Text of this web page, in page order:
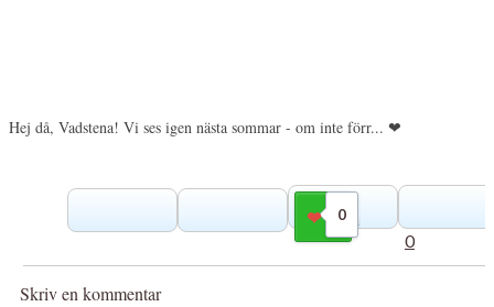
Hej då, Vadstena! Vi ses igen nästa sommar - om inte förr... ❤
0
Gilla
0
Skriv en kommentar